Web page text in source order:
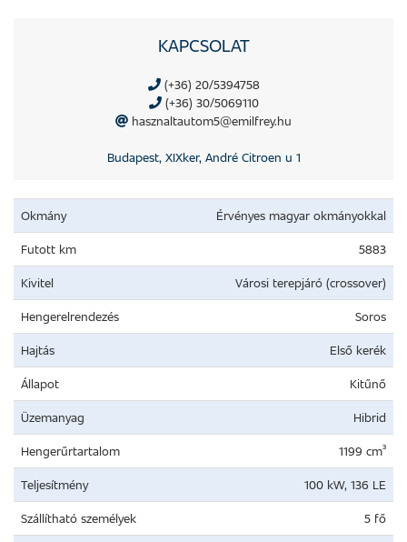
KAPCSOLAT
(+36) 20/5394758
(+36) 30/5069110
hasznaltautom5@emilfrey.hu
Budapest, XIXker, André Citroen u 1
Okmány
Érvényes magyar okmányokkal
Futott km
5883
Kivitel
Városi terepjáró (crossover)
Hengerelrendezés
Soros
Hajtás
Első kerék
Állapot
Kitűnő
Üzemanyag
Hibrid
Hengerűrtartalom
1199 cm³
Teljesítmény
100 kW, 136 LE
Szállítható személyek
5 fő